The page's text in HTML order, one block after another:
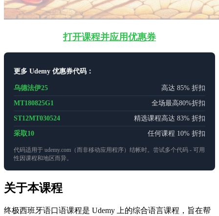
打开课程并应用优惠券
更多 Udemy 优惠券代码：
乌德法伊25 高达 85% 折扣
MT180825G1 全场最高80%折扣
ST12MT030524 精选课程高达 83% 折扣
采取10 任何课程 10% 折扣
代码适用于 udemy.com（而非移动应用程序）结帐时。尝试多个代码 - 可用
性因课程和地区而异。
关于本课程
终极西班牙语口语课程是 Udemy 上的综合语言课程，旨在帮